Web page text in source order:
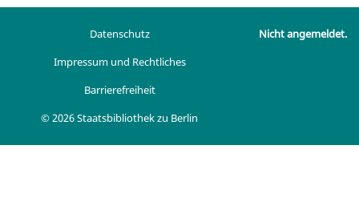
Datenschutz
Impressum und Rechtliches
Barrierefreiheit
© 2026 Staatsbibliothek zu Berlin
Nicht angemeldet.